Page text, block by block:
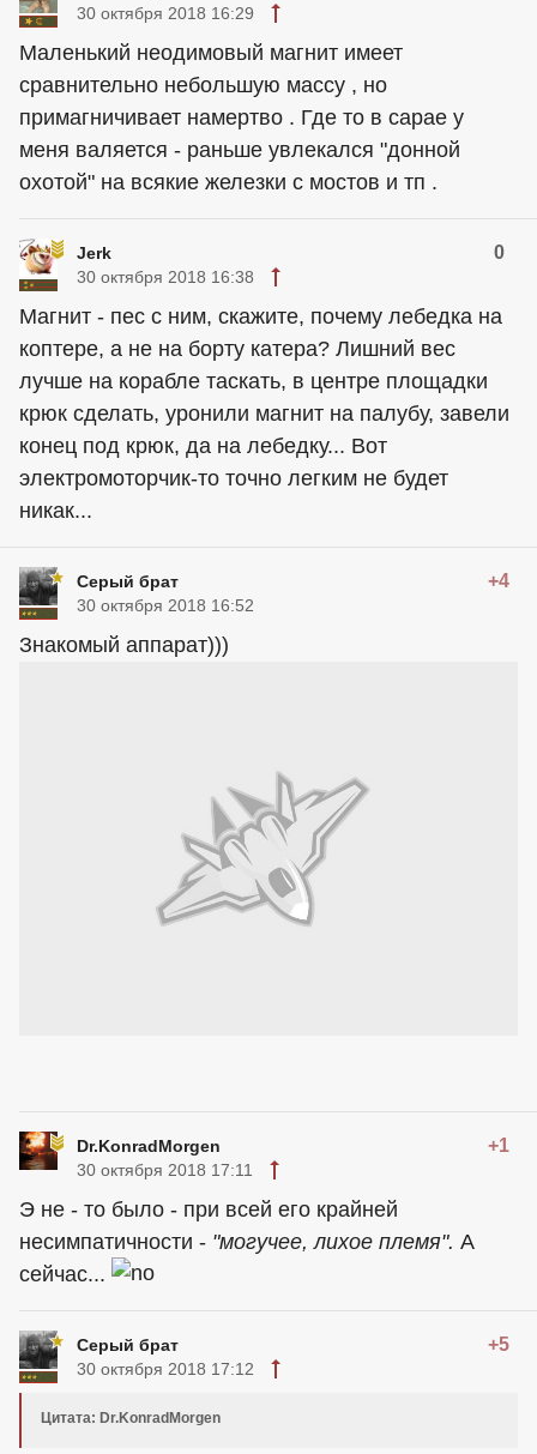
30 октября 2018 16:29
Маленький неодимовый магнит имеет
сравнительно небольшую массу , но
примагничивает намертво . Где то в сарае у
меня валяется - раньше увлекался "донной
охотой" на всякие железки с мостов и тп .
Jerk 0
30 октября 2018 16:38
Магнит - пес с ним, скажите, почему лебедка на
коптере, а не на борту катера? Лишний вес
лучше на корабле таскать, в центре площадки
крюк сделать, уронили магнит на палубу, завели
конец под крюк, да на лебедку... Вот
электромоторчик-то точно легким не будет
никак...
Серый брат +4
30 октября 2018 16:52
Знакомый аппарат)))
Dr.KonradMorgen +1
30 октября 2018 17:11
Э не - то было - при всей его крайней
несимпатичности - "могучее, лихое племя". А
сейчас...
Серый брат +5
30 октября 2018 17:12
Цитата: Dr.KonradMorgen